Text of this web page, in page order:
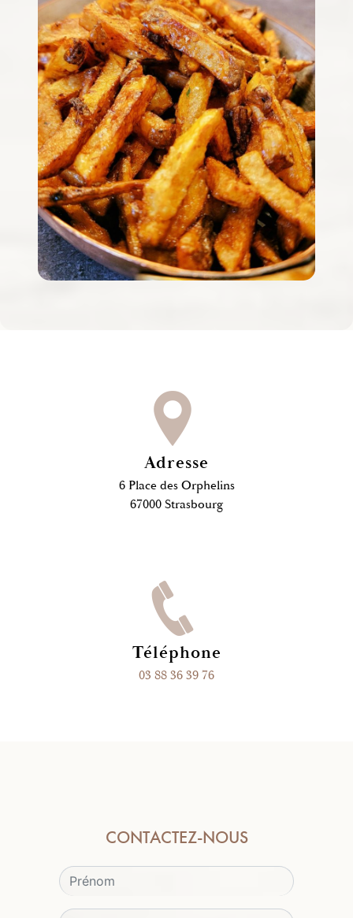
Adresse
6 Place des Orphelins
67000 Strasbourg
Téléphone
03 88 36 39 76
CONTACTEZ-NOUS